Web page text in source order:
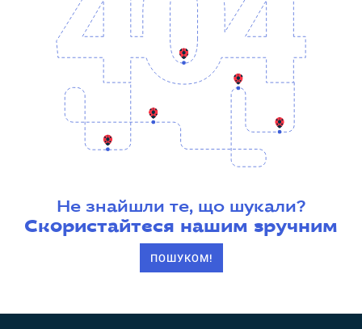
Не знайшли те, що шукали?
Скористайтеся нашим зручним
ПОШУКОМ!